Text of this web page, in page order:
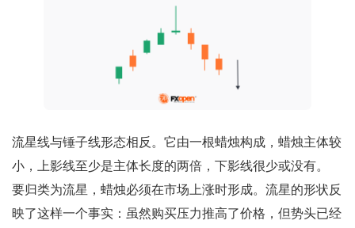
流星线与锤子线形态相反。它由一根蜡烛构成，蜡烛主体较
小，上影线至少是主体长度的两倍，下影线很少或没有。
要归类为流星，蜡烛必须在市场上涨时形成。流星的形状反
映了这样一个事实：虽然购买压力推高了价格，但势头已经